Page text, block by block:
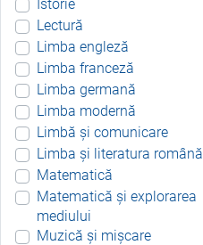
Istorie
Lectură
Limba engleză
Limba franceză
Limba germană
Limba modernă
Limbă și comunicare
Limba și literatura română
Matematică
Matematică și explorarea
mediului
Muzică și mișcare